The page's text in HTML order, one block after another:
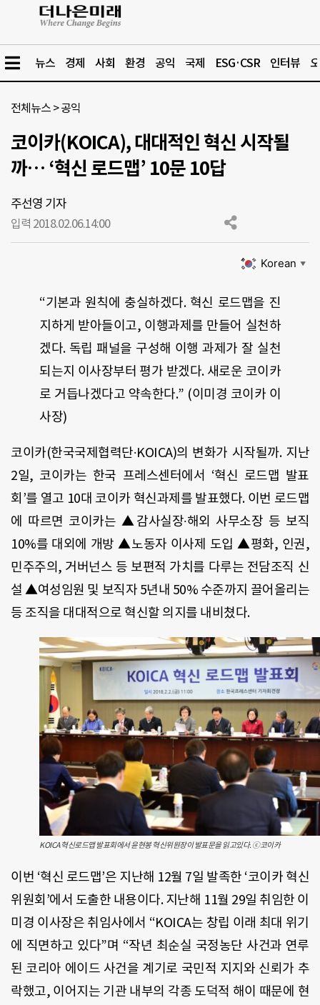
뉴스 경제 사회 환경 공익 국제 ESG·CSR 인터뷰
전체뉴스 >공익
코이카(KOICA), 대대적인 혁신 시작될
까… ‘혁신 로드맵’ 10문 10답
주선영 기자
입력 2018.02.06.14:00
Korean ▼
“기본과 원칙에 충실하겠다. 혁신 로드맵을 진
지하게 받아들이고, 이행과제를 만들어 실천하
겠다. 독립 패널을 구성해 이행 과제가 잘 실천
되는지 이사장부터 평가 받겠다. 새로운 코이카
로 거듭나겠다고 약속한다.” (이미경 코이카 이
사장)
코이카(한국국제협력단∙KOICA)의 변화가 시작될까. 지난
2일, 코이카는 한국 프레스센터에서 ‘혁신 로드맵 발표
회’를 열고 10대 코이카 혁신과제를 발표했다. 이번 로드맵
에 따르면 코이카는 ▲감사실장∙해외 사무소장 등 보직
10%를 대외에 개방 ▲노동자 이사제 도입 ▲평화, 인권,
민주주의, 거버넌스 등 보편적 가치를 다루는 전담조직 신
설 ▲여성임원 및 보직자 5년내 50% 수준까지 끌어올리는
등 조직을 대대적으로 혁신할 의지를 내비쳤다.
KOICA 혁신로드맵 발표회에서 윤현봉 혁신위원장이 발표문을 읽고있다. ⓒ코이카
이번 ‘혁신 로드맵’은 지난해 12월 7일 발족한 ‘코이카 혁신
위원회’에서 도출한 내용이다. 지난해 11월 29일 취임한 이
미경 이사장은 취임사에서 “KOICA는 창립 이래 최대 위기
에 직면하고 있다”며 “작년 최순실 국정농단 사건과 연루
된 코리아 에이드 사건을 계기로 국민적 지지와 신뢰가 추
락했고, 이어지는 기관 내부의 각종 도덕적 해이 때문에 현